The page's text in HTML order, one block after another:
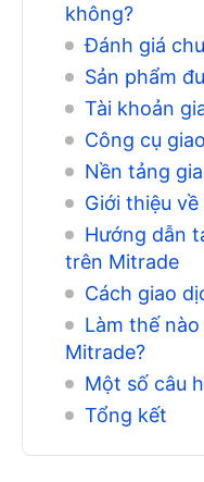
không?
Đánh giá
Sản phẩm
Tài khoản
Công cụ
Nền tảng
Giới thiệu
Hướng dẫn
trên Mitrade
Cách giao
Làm thế
Mitrade?
Một số câu
Tổng kết